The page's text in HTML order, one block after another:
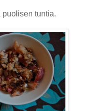
puolisen tuntia.